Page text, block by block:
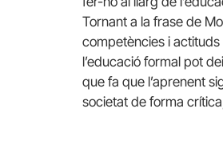
Tornant a la frase de
competències i actituds
l’educació formal pot
que fa que l’aprenent
societat de forma